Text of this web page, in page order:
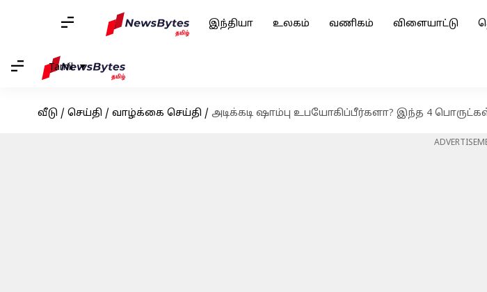
இந்தியா உலகம் வணிகம் விளையாட்டு
Tamil
வீடு / செய்தி / வாழ்க்கை செய்தி / அடிக்கடி ஷாம்பு உபயோகிப்பீர்களா? இந்த 4